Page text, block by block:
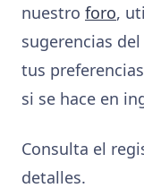
nuestro foro,
sugerencias
tus
si se hace en
Consulta el
detalles.